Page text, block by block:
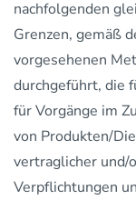
nachfolgenden
Grenzen, gemäß
vorgesehenen
durchgeführt, die
für Vorgänge im
von Produkten/
vertraglicher und/
Verpflichtungen